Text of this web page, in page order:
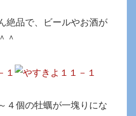
絶品で、ビールやお酒が
＾
４個の牡蠣が一塊りにな